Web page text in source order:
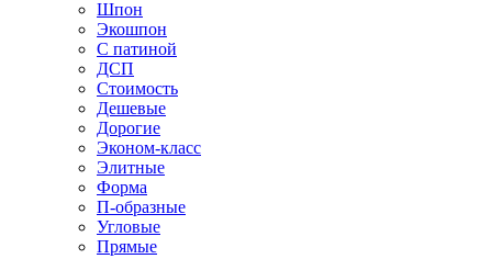
Шпон
Экошпон
С патиной
ДСП
Стоимость
Дешевые
Дорогие
Эконом-класс
Элитные
Форма
П-образные
Угловые
Прямые